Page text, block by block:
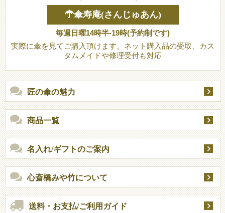
☂傘寿庵(さんじゅあん)
毎週日曜14時半-19時(予約制です)
実際に傘を見てご購入頂けます。ネット購入品の受取、カス
タムメイドや修理受付も対応
匠の傘の魅力
商品一覧
名入れ/ギフトのご案内
心斎橋みや竹について
送料・お支払/ご利用ガイド